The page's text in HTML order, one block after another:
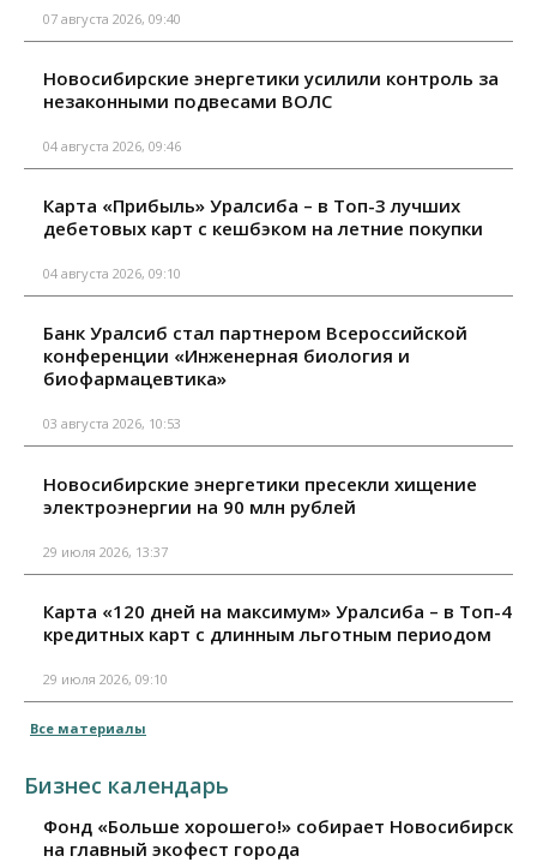
07 августа 2026, 09:40
Новосибирские энергетики усилили контроль за
незаконными подвесами ВОЛС
04 августа 2026, 09:46
Карта «Прибыль» Уралсиба – в Топ-3 лучших
дебетовых карт с кешбэком на летние покупки
04 августа 2026, 09:10
Банк Уралсиб стал партнером Всероссийской
конференции «Инженерная биология и
биофармацевтика»
03 августа 2026, 10:53
Новосибирские энергетики пресекли хищение
электроэнергии на 90 млн рублей
29 июля 2026, 13:37
Карта «120 дней на максимум» Уралсиба – в Топ-4
кредитных карт с длинным льготным периодом
29 июля 2026, 09:10
Все материалы
Бизнес календарь
Фонд «Больше хорошего!» собирает Новосибирск
на главный экофест города